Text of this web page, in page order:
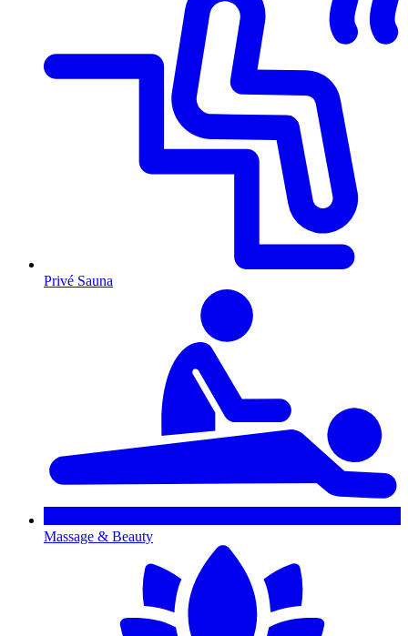
Privé Sauna
Massage & Beauty